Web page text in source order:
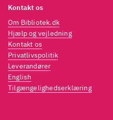
Kontakt os
Om Bibliotek.dk
Hjælp og vejledning
Kontakt os
Privatlivspolitik
Leverandører
English
Tilgængelighedserklæring